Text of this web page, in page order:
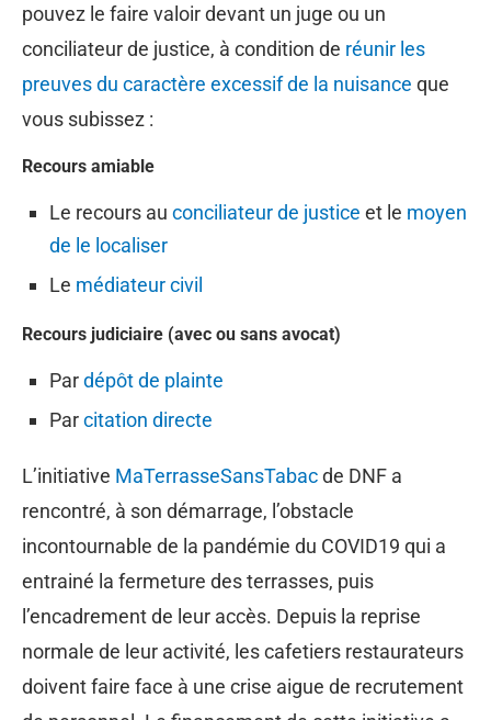
pouvez le faire valoir devant un juge ou un
conciliateur de justice, à condition de réunir les
preuves du caractère excessif de la nuisance que
vous subissez :
Recours amiable
Le recours au conciliateur de justice et le moyen
de le localiser
Le médiateur civil
Recours judiciaire (avec ou sans avocat)
Pardépôt de plainte
Parcitation directe
L’initiative MaTerrasseSansTabacde DNF a
rencontré, à son démarrage, l’obstacle
incontournable de la pandémie du COVID19 qui a
entrainé la fermeture des terrasses, puis
l’encadrement de leur accès. Depuis la reprise
normale de leur activité, les cafetiers restaurateurs
doivent faire face à une crise aigue de recrutement